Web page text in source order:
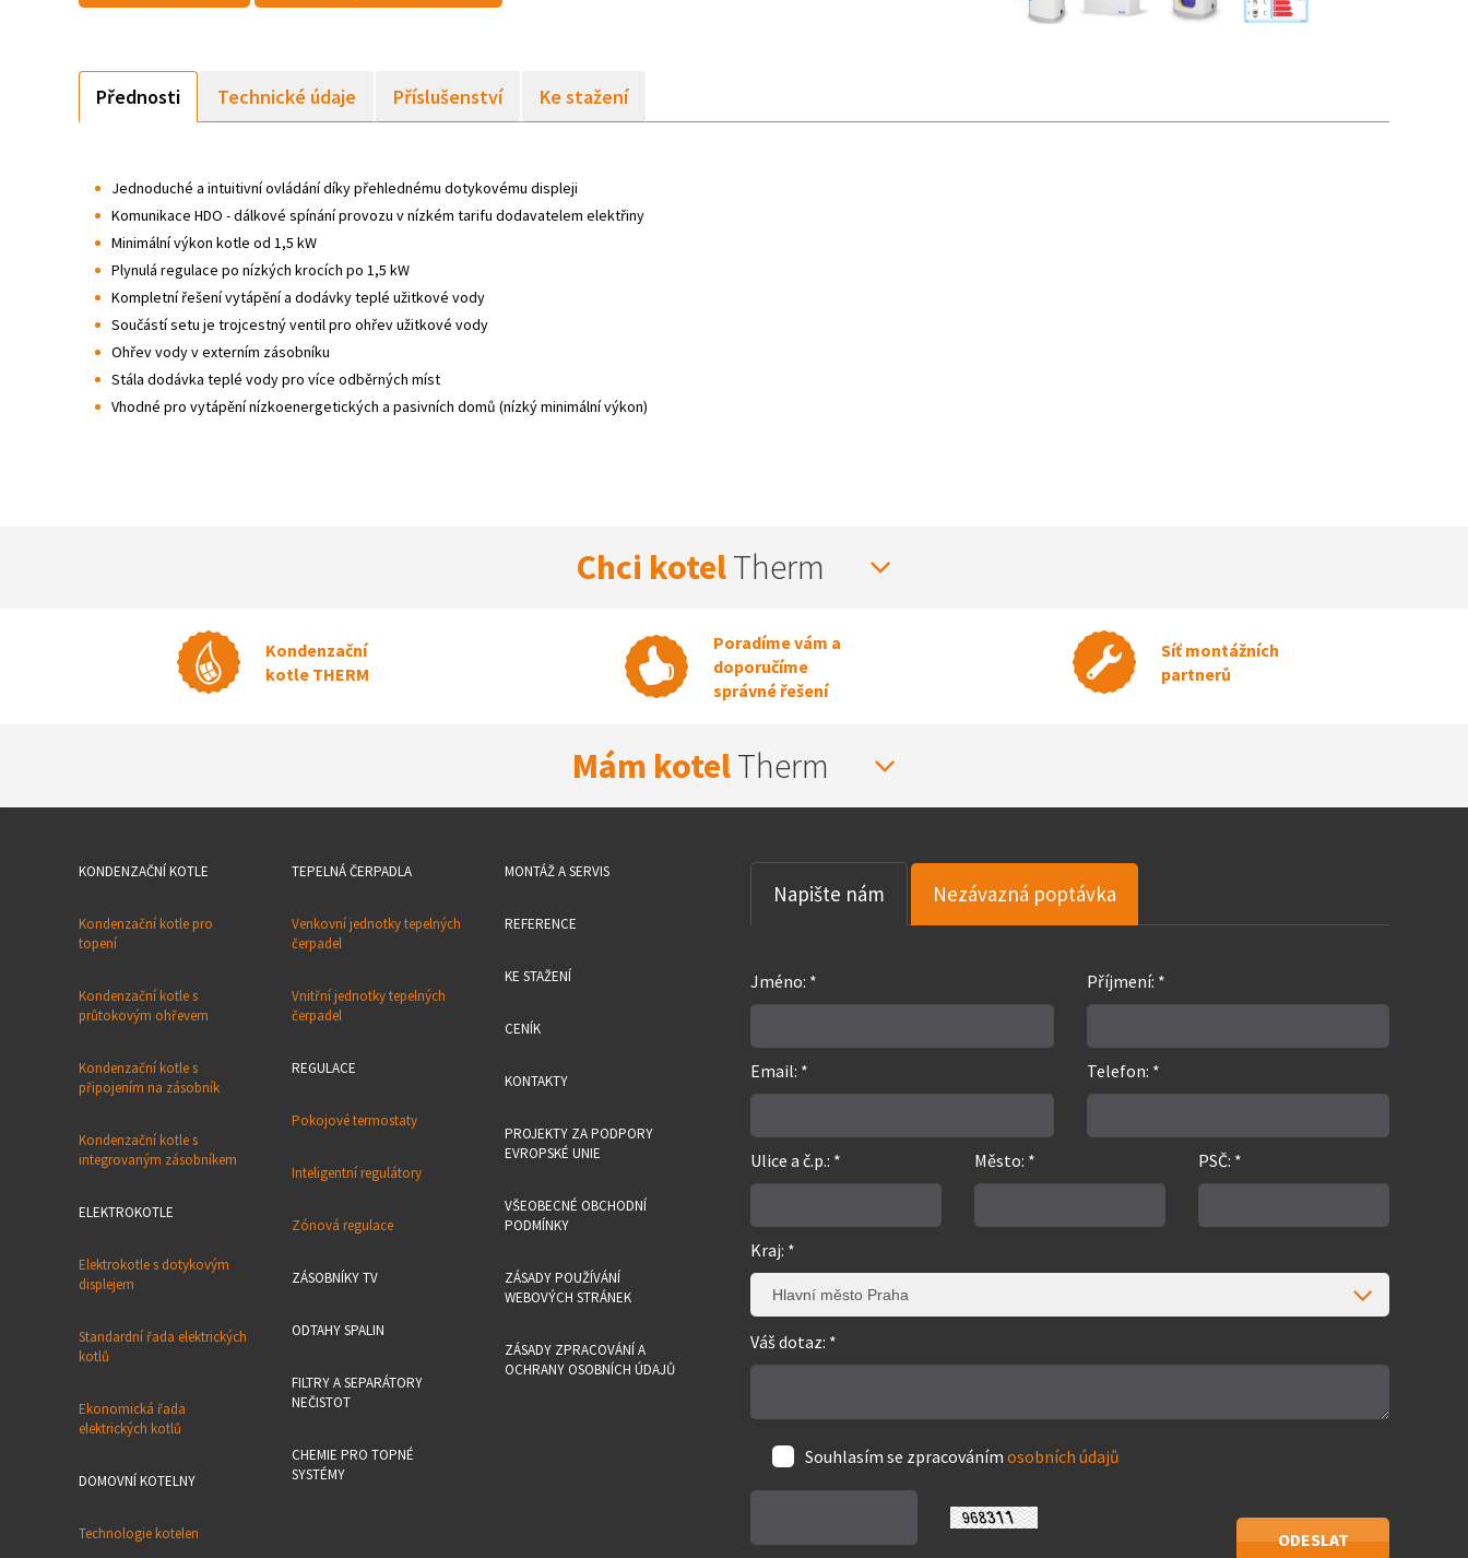
Přednosti Technické údaje Příslušenství Ke stažení
Jednoduché a intuitivní ovládání díky přehlednému dotykovému displeji
Komunikace HDO - dálkové spínání provozu v nízkém tarifu dodavatelem elektřiny
Minimální výkon kotle od 1,5 kW
Plynulá regulace po nízkých krocích po 1,5 kW
Kompletní řešení vytápění a dodávky teplé užitkové vody
Součástí setu je trojcestný ventil pro ohřev užitkové vody
Ohřev vody v externím zásobníku
Stála dodávka teplé vody pro více odběrných míst
Vhodné pro vytápění nízkoenergetických a pasivních domů (nízký minimální výkon)
Chci kotelTherm
Kondenzační
kotle THERM
Poradíme vám a
doporučíme
správné řešení
Síť montážních
partnerů
Mám kotelTherm
KONDENZAČNÍ KOTLE
Kondenzační kotle pro
topení
Kondenzační kotle s
průtokovým ohřevem
Kondenzační kotle s
připojením na zásobník
Kondenzační kotle s
integrovaným zásobníkem
ELEKTROKOTLE
Elektrokotle s dotykovým
displejem
Standardní řada elektrických
kotlů
Ekonomická řada
elektrických kotlů
DOMOVNÍ KOTELNY
Technologie kotelen
TEPELNÁ ČERPADLA
Venkovní jednotky tepelných
čerpadel
Vnitřní jednotky tepelných
čerpadel
REGULACE
Pokojové termostaty
Inteligentní regulátory
Zónová regulace
ZÁSOBNÍKY TV
ODTAHY SPALIN
FILTRY A SEPARÁTORY
NEČISTOT
CHEMIE PRO TOPNÉ
SYSTÉMY
MONTÁŽ A SERVIS
REFERENCE
KE STAŽENÍ
CENÍK
KONTAKTY
PROJEKTY ZA PODPORY
EVROPSKÉ UNIE
VŠEOBECNÉ OBCHODNÍ
PODMÍNKY
ZÁSADY POUŽÍVÁNÍ
WEBOVÝCH STRÁNEK
ZÁSADY ZPRACOVÁNÍ A
OCHRANY OSOBNÍCH ÚDAJŮ
Napište nám Nezávazná poptávka
Jméno: * Příjmení: *
Email: * Telefon: *
Ulice a č.p.: * Město: * PSČ: *
Kraj: *
Hlavní město Praha
Váš dotaz: *
Souhlasím se zpracováním osobních údajů